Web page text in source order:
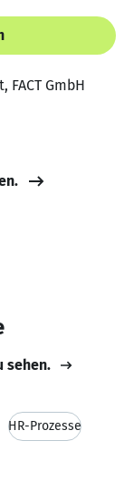
GmbH
sehen.
HR-Prozesse